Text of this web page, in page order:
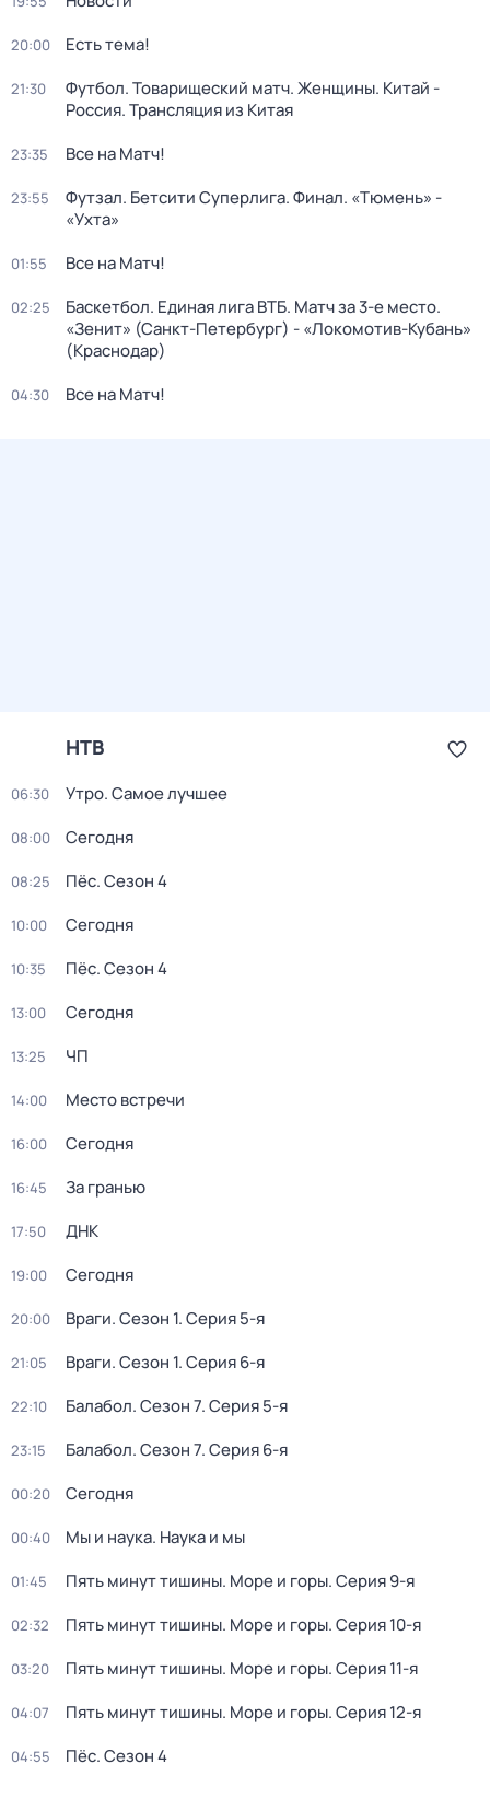
20:00 Есть тема!
21:30
Футбол. Товарищеский матч. Женщины. Китай -
Россия. Трансляция из Китая
23:35 Все на Матч!
23:55
Футзал. Бетсити Суперлига. Финал. «Тюмень» -
«Ухта»
01:55 Все на Матч!
02:25
Баскетбол. Единая лига ВТБ. Матч за 3-е место.
«Зенит» (Санкт-Петербург) - «Локомотив-Кубань»
(Краснодар)
04:30 Все на Матч!
НТВ
06:30 Утро. Самое лучшее
08:00 Сегодня
08:25 Пёс. Сезон 4
10:00 Сегодня
10:35 Пёс. Сезон 4
13:00 Сегодня
13:25 ЧП
14:00 Место встречи
16:00 Сегодня
16:45 За гранью
17:50 ДНК
19:00 Сегодня
20:00 Враги. Сезон 1. Серия 5-я
21:05 Враги. Сезон 1. Серия 6-я
22:10 Балабол. Сезон 7. Серия 5-я
23:15 Балабол. Сезон 7. Серия 6-я
00:20 Сегодня
00:40 Мы и наука. Наука и мы
01:45 Пять минут тишины. Море и горы. Серия 9-я
02:32 Пять минут тишины. Море и горы. Серия 10-я
03:20 Пять минут тишины. Море и горы. Серия 11-я
04:07 Пять минут тишины. Море и горы. Серия 12-я
04:55 Пёс. Сезон 4